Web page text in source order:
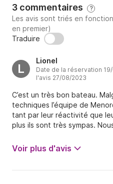
3 commentaires ?
Les avis sont triés en
en premier)
Traduire
L
Lionel
Date de la réservation
l'avis 27/08/2023
C’est un très bon bateau.
techniques l’équipe de
tant par leur réactivité que
plus ils sont très sympas.
Voir plus d'avis